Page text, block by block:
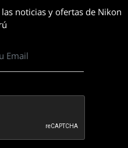
noticias y ofertas de Nikon